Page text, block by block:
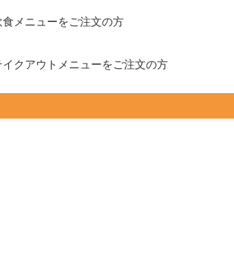
メニューをご注文の方
クアウトメニューをご注文の方